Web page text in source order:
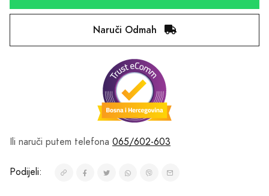
Naruči Odmah
Ili naruči putem telefona 065/602-603
Podijeli: